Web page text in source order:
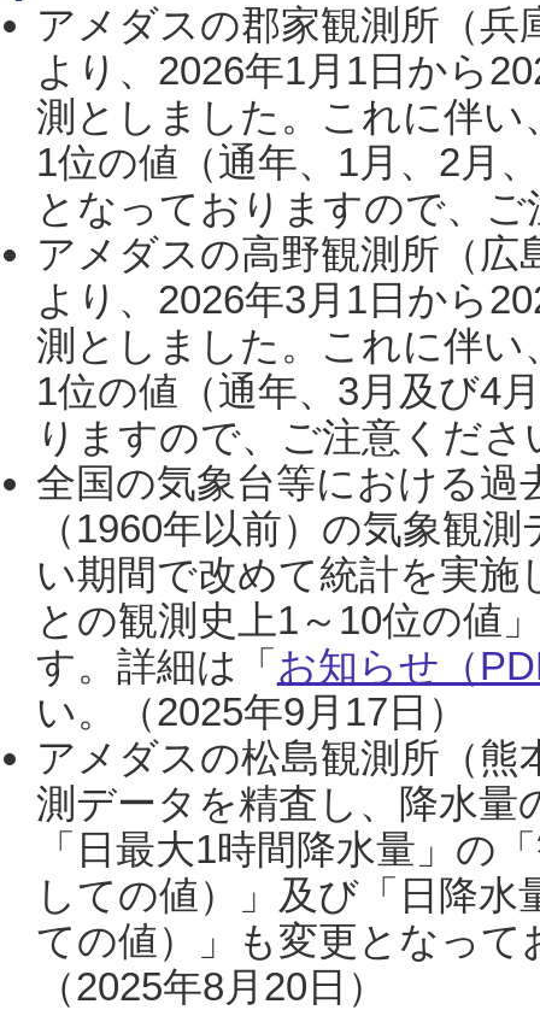
アメダスの郡家観測所（
より、2026年1月1日から
測としました。これに伴い
1位の値（通年、1月、2月
となっておりますので、
アメダスの高野観測所（
より、2026年3月1日から
測としました。これに伴い
1位の値（通年、3月及び4
りますので、ご注意くだ
全国の気象台等における過
（1960年以前）の気象観
い期間で改めて統計を実
との観測史上1～10位の値
す。詳細は「 お知らせ（
い。（2025年9月17日）
アメダスの松島観測所（熊
測データを精査し、降水
「日最大1時間降水量」の
しての値）」及び「日降
ての値）」も変更となっ
（2025年8月20日）